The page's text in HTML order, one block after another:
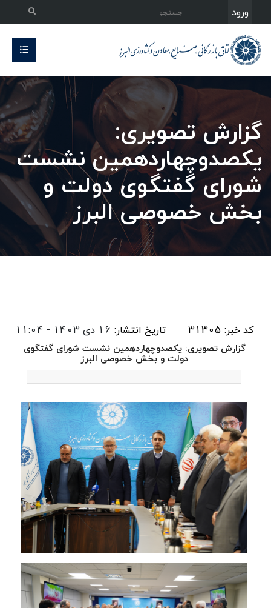
ورود
گزارش تصویری:
یکصدوچهاردهمین نشست
شورای گفتگوی دولت و
بخش خصوصی البرز
کد خبر: 31305 تاریخ انتشار: 16 دی 1403 - 11:04
گزارش تصویری: یکصدوچهاردهمین نشست شورای گفتگوی
دولت و بخش خصوصی البرز